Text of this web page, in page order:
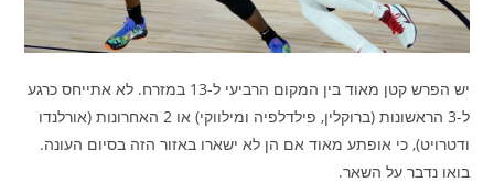
יש הפרש קטן מאוד בין המקום הרביעי ל-13 במזרח. לא אתייחס כרגע
ל-3 הראשונות (ברוקלין, פילדלפיה ומילווקי) או 2 האחרונות (אורלנדו
ודטרויט), כי אופתע מאוד אם הן לא ישארו באזור הזה בסיום העונה.
בואו נדבר על השאר.